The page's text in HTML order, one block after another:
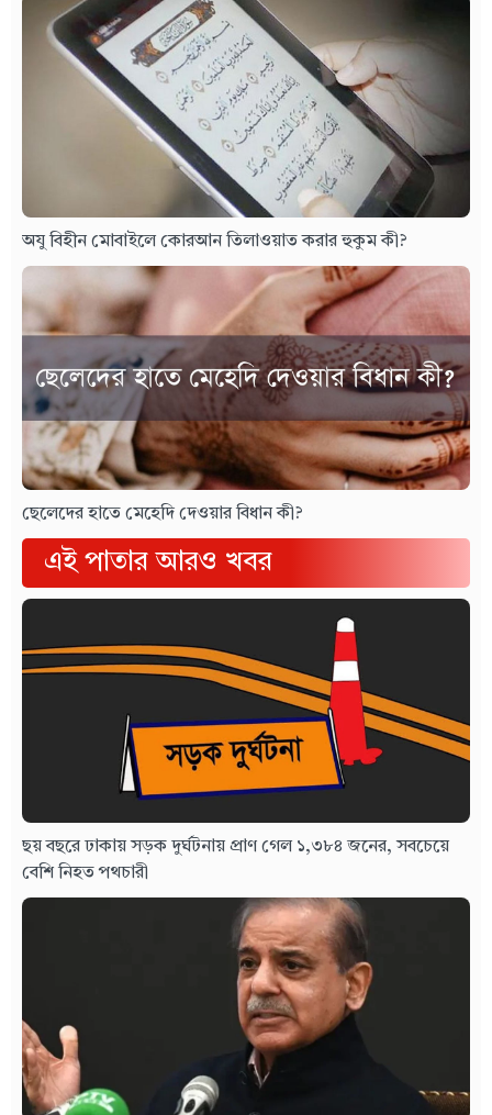
অযু বিহীন মোবাইলে কোরআন তিলাওয়াত করার হুকুম কী?
ছেলেদের হাতে মেহেদি দেওয়ার বিধান কী?
এই পাতার আরও খবর
ছয় বছরে ঢাকায় সড়ক দুর্ঘটনায় প্রাণ গেল ১,৩৮৪ জনের, সবচেয়ে
বেশি নিহত পথচারী